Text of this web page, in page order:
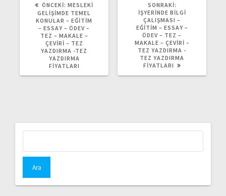
ÖNCEKI: ÖNCEKI
YAZI:
MESLEKI
GELIŞIMDE TEMEL
KONULAR – EĞITIM
– ESSAY – ÖDEV –
TEZ – MAKALE –
ÇEVIRI – TEZ
YAZDIRMA -TEZ
YAZDIRMA
FIYATLARI
SONRAKI:
YAZI:
İŞYERINDE BILGI
ÇALIŞMASI –
EĞITIM – ESSAY –
ÖDEV – TEZ –
MAKALE – ÇEVIRI –
TEZ YAZDIRMA -
TEZ YAZDIRMA
FIYATLARI